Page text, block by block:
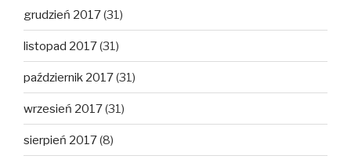
grudzień 2017(31)
listopad 2017(31)
październik 2017(31)
wrzesień 2017(31)
sierpień 2017(8)